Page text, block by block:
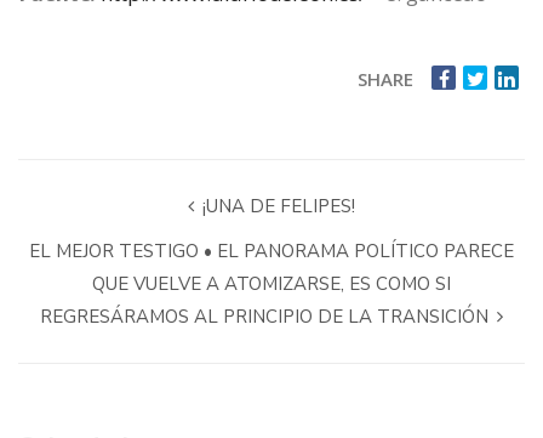
SHARE
¡UNA DE FELIPES!
EL MEJOR TESTIGO • EL PANORAMA POLÍTICO PARECE
QUE VUELVE A ATOMIZARSE, ES COMO SI
REGRESÁRAMOS AL PRINCIPIO DE LA TRANSICIÓN